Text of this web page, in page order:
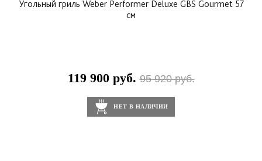
Угольный гриль Weber Performer Deluxe GBS Gourmet 57
см
119 900 руб.95 920 руб.
НЕТ В НАЛИЧИИ